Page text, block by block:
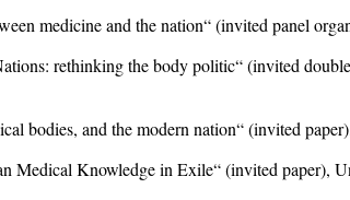
medicine and the nation“ (invited panel
rethinking the body politic“ (invited
bodies, and the modern nation“ (invited
Medical Knowledge in Exile“ (invited paper),